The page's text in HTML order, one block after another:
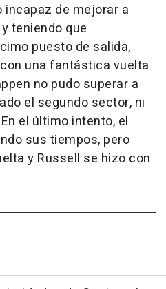
incapaz de mejorar a
teniendo que
puesto de salida,
una fantástica vuelta
no pudo superar a
el segundo sector, ni
el último intento, el
sus tiempos, pero
y Russell se hizo con